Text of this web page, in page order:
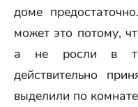
доме
может это потому,
а не росли в
действительно
выделили по